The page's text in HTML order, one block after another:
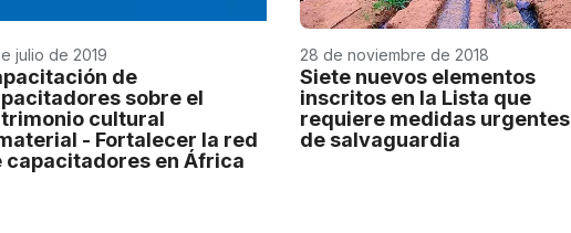
julio de 2019
de
sobre el
cultural
- Fortalecer la red
capacitadores en África
28 de noviembre de 2018
Siete nuevos elementos
inscritos en la Lista que
requiere medidas urgentes
de salvaguardia